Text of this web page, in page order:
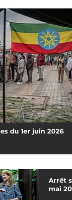
du 1er juin 2026
Arrêt
mai